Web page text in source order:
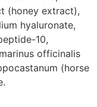
(honey extract),
hyaluronate,
10,
officinalis
(horse